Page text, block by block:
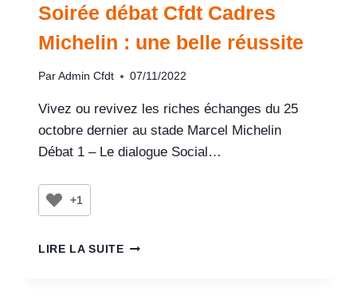
Soirée débat Cfdt Cadres
Michelin : une belle réussite
Par Admin Cfdt 07/11/2022
Vivez ou revivez les riches échanges du 25
octobre dernier au stade Marcel Michelin
Débat 1 – Le dialogue Social…
+1
LIRE LA SUITE